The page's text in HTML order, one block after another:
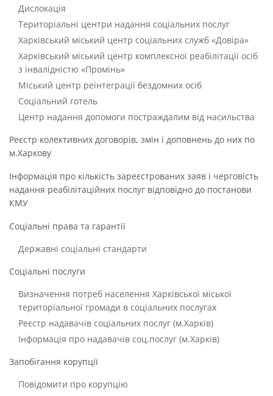
Дислокація
Територіальні центри надання соціальних послуг
Харківський міський центр соціальних служб «Довіра»
Харківський міський центр комплексної реабілітації осіб
з інвалідністю «Промінь»
Міський центр реінтеграції бездомних осіб
Соціальний готель
Центр надання допомоги постраждалим від насильства
Реєстр колективних договорів, змін і доповнень до них по
м.Харкову
Інформація про кількість зареєстрованих заяв і черговість
надання реабілітаційних послуг відповідно до постанови
КМУ
Соціальні права та гарантії
Державні соціальні стандарти
Соціальні послуги
Визначення потреб населення Харківської міської
територіальної громади в соціальних послугах
Реєстр надавачів соціальних послуг (м.Харків)
Інформація про надавачів соц.послуг (м.Харків)
Запобігання корупції
Повідомити про корупцію